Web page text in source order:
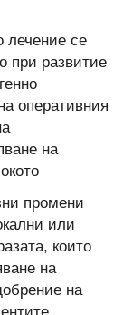
лечение се
при развитие
оперативния
на
промени
или
които
на
на